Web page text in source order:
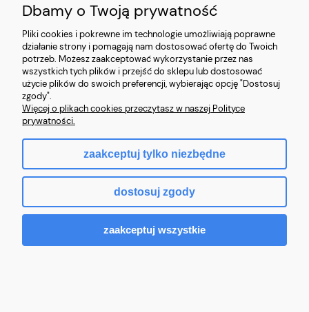
Obuwie Piłkarskie TURF Pro Speed FG Buty
234,99 zł
Dbamy o Twoją prywatność
Pliki cookies i pokrewne im technologie umożliwiają poprawne
działanie strony i pomagają nam dostosować ofertę do Twoich
potrzeb. Możesz zaakceptować wykorzystanie przez nas
wszystkich tych plików i przejść do sklepu lub dostosować
użycie plików do swoich preferencji, wybierając opcję "Dostosuj
zgody".
Więcej o plikach cookies przeczytasz w naszej Polityce
prywatności.
zaakceptuj tylko niezbędne
dostosuj zgody
zaakceptuj wszystkie